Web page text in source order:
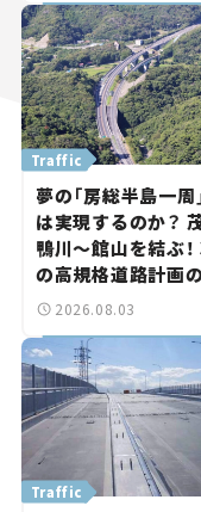
Traffic
夢の「房総半島一周
は実現するのか？
鴨川～館山を結ぶ！
の高規格道路計画
状。「館山鴨川道路」
路計画】
2026.08.03
Traffic